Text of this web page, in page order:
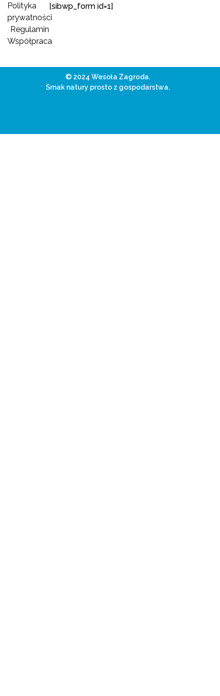
Polityka
prywatności
Regulamin
Współpraca
[sibwp_form id=1]
© 2024 Wesoła Zagroda.
Smak natury prosto z gospodarstwa.